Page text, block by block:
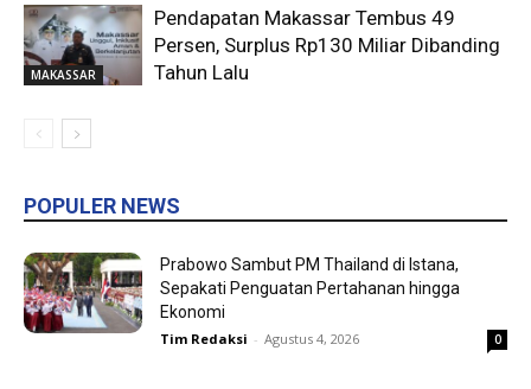
MAKASSAR
Pendapatan Makassar Tembus 49
Persen, Surplus Rp130 Miliar Dibanding
Tahun Lalu
POPULER NEWS
Prabowo Sambut PM Thailand di Istana,
Sepakati Penguatan Pertahanan hingga
Ekonomi
Tim Redaksi - Agustus 4, 2026 0